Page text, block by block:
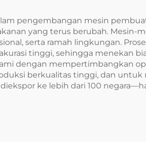
pengembangan mesin
yang terus berubah.
serta ramah lingkungan.
tinggi, sehingga menekan
dengan mempertimbangkan
berkualitas tinggi, dan untuk
ke lebih dari 100